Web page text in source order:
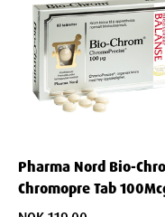
Pharma Nord Bio-
Chromopre Tab
stk